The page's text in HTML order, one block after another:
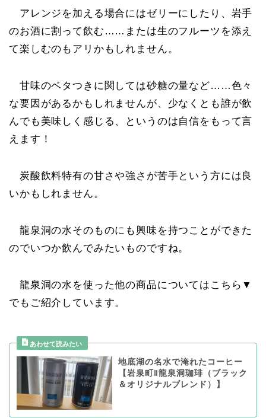
アレンジを加える場合にはゼリーにしたり、岩手
のお酒に割って飲む……または生のフルーツを添え
て楽しむのもアリかもしれません。
甘味のベタつきに関しては砂糖の量など……色々
な要因があるかもしれませんが、少なくとも誰が飲
んでも美味しく感じる、というのは自信をもって言
えます！
炭酸飲料特有の甘さや強さが苦手という方には良
いかもしれません。
龍泉洞の水そのものにも興味を持つことができた
のでいつか飲んでみたいものですね。
龍泉洞の水を使った他の商品についてはこちら▼
でもご紹介しています。
地底湖の名水で淹れたコーヒー
【岩泉町‖龍泉洞珈琲（ブラック
＆オリジナルブレンド）】